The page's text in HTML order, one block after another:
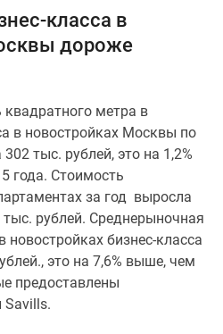
класса в
дороже
квадратного метра в
в новостройках Москвы по
тыс. рублей, это на 1,2%
года. Стоимость
за год выросла
тыс. рублей. Среднерыночная
новостройках бизнес-класса
это на 7,6% выше, чем
предоставлены
Savills.